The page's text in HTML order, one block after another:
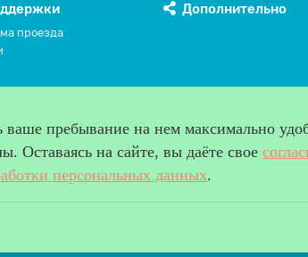
проезда
Дополнительно
пребывание на нем максимально
Оставаясь на сайте, вы даёте свое
персональных данных.